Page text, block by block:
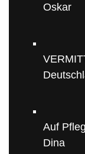
Oskar
Auf
Dina